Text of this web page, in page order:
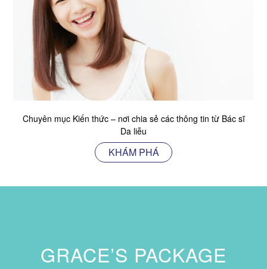
Chuyên mục Kiến thức – nơi chia sẻ các thông tin từ Bác sĩ
Da liễu
KHÁM PHÁ
GRACE’S PACKAGE